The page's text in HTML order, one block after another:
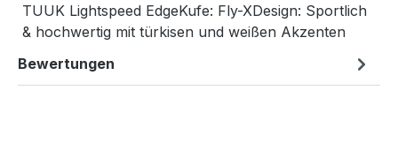
TUUK Lightspeed EdgeKufe: Fly-XDesign: Sportlich
& hochwertig mit türkisen und weißen Akzenten
Bewertungen